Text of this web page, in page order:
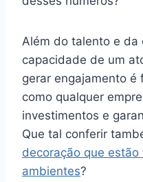
Além do talento e da
capacidade de um
gerar engajamento é
como qualquer
investimentos e
Que tal conferir
decoração que
ambientes?